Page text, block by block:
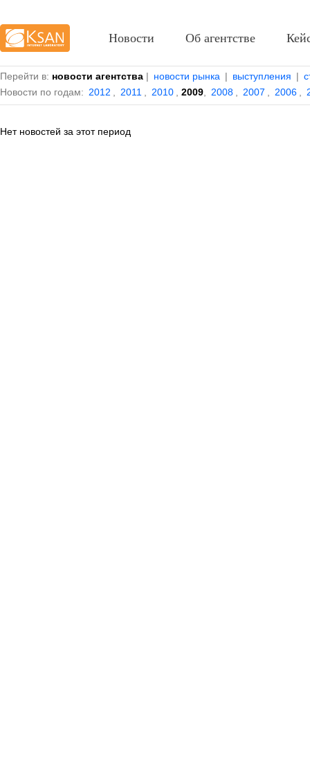
Перейти в: новости агентства | новости рынка | выступления |
Новости по годам: 2012 2011 2010 2009 2008 2007 2006
Нет новостей за этот период
Новости Об агентстве